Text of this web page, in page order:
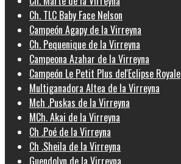
Ch. TLC Baby Face Nelson
Campeón Agapy de la Virreyna
Ch. Pequenique de la Virreyna
Campeona Azahar de la Virreyna
Campeón Le Petit Plus del'Eclipse Royale
Multiganadora Altea de la Virreyna
Mch .Puskas de la Virreyna
MCh. Akai de la Virreyna
Ch .Poé de la Virreyna
Ch .Sheila de la Virreyna
Guendolyn de la Virreyna